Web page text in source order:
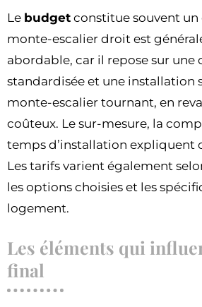
Le budget constitue souvent
monte-escalier droit est
abordable, car il repose sur une
standardisée et une installation
monte-escalier tournant, en
coûteux. Le sur-mesure, la
temps d’installation expliquent
Les tarifs varient également
les options choisies et les
logement.
Les éléments qui
final